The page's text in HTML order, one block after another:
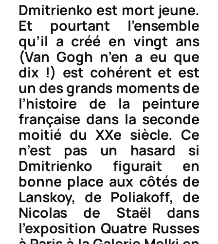
Dmitrienko est mort jeune.
Et pourtant l’ensemble
qu’il a créé en vingt ans
(Van Gogh n’en a eu que
dix !) est cohérent et est
un des grands moments de
l’histoire de la peinture
française dans la seconde
moitié du XXe siècle. Ce
n’est pas un hasard si
Dmitrienko figurait en
bonne place aux côtés de
Lanskoy, de Poliakoff, de
Nicolas de Staël dans
l’exposition Quatre Russes